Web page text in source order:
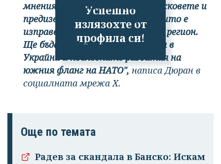
Успешно
излязохте от
профила си!
мнения относно заплахите, рисковете и
предизвикателствата, пред които е
изправен евроатлантическият регион.
Ще бъдат обсъдени ситуацията в
Украйна и последните развития на
южния фланг на НАТО", написа Дюран в
социалната мрежа Х.
Още по темата
Радев за скандала в Банско: Искам